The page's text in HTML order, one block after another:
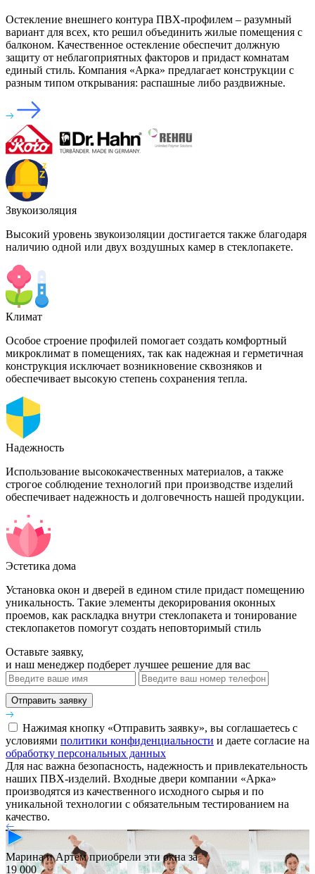
Остекление внешнего контура ПВХ-профилем – разумный
вариант для всех, кто решил объединить жилые помещения с
балконом. Качественное остекление обеспечит должную
защиту от неблагоприятных факторов и придаст комнатам
единый стиль. Компания «Арка» предлагает конструкции с
разным типом открывания: распашные либо раздвижные.
Звукоизоляция
Высокий уровень звукоизоляции достигается также благодаря
наличию одной или двух воздушных камер в стеклопакете.
Климат
Особое строение профилей помогает создать комфортный
микроклимат в помещениях, так как надежная и герметичная
конструкция исключает возникновение сквозняков и
обеспечивает высокую степень сохранения тепла.
Надежность
Использование высококачественных материалов, а также
строгое соблюдение технологий при производстве изделий
обеспечивает надежность и долговечность нашей продукции.
Эстетика дома
Установка окон и дверей в едином стиле придаст помещению
уникальность. Такие элементы декорирования оконных
проемов, как раскладка внутри стеклопакета и тонирование
стеклопакетов помогут создать неповторимый стиль
Оставьте заявку,
и наш менеджер подберет лучшее решение для вас
Отправить заявку
Нажимая кнопку «Отправить заявку», вы соглашаетесь с
условиями политики конфиденциальности и даете согласие на
обработку персональных данных
Для нас важна безопасность, надежность и привлекательность
наших ПВХ-изделий. Входные двери компании «Арка»
производятся из качественного исходного сырья и по
уникальной технологии с обязательным тестированием на
качество.
Марина и Артем приобрели эти окна за
19 000